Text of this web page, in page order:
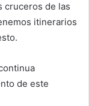
cruceros de las
itinerarios
de este